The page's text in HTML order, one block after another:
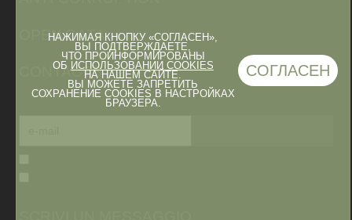
НАЖИМАЯ КНОПКУ «СОГЛАСЕН»,
ВЫ ПОДТВЕРЖДАЕТЕ,
ЧТО ПРОИНФОРМИРОВАНЫ
ОБ ИСПОЛЬЗОВАНИИ COOKIES
НА НАШЕМ САЙТЕ.
ВЫ МОЖЕТЕ ЗАПРЕТИТЬ
СОХРАНЕНИЕ COOKIES В НАСТРОЙКАХ
БРАУЗЕРА.
СОГЛАСЕН
OPEN DATA
CONTACTS